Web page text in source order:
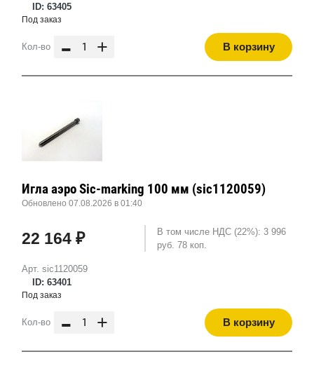
ID: 63405
Под заказ
Кол-во - + В корзину
Арт. sic1120059
ID: 63401
Игла аэро Sic-marking 100 мм (sic1120059)
Обновлено 07.08.2026 в 01:40
22 164 ₽
В том числе НДС (22%): 3 996
руб. 78 коп.
Под заказ
Кол-во - + В корзину